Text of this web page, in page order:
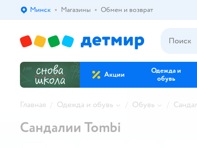
Выбор адреса доставки.
Минск Магазины Обмен и возврат
Акции
Одежда и
обувь
Главная Одежда и обувь Обувь
Сандалии Tombi